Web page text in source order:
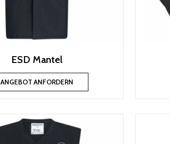
ESD Mantel
ANGEBOT ANFORDERN